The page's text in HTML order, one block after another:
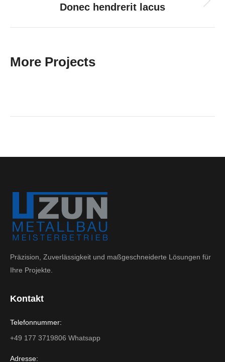
Next
Donec hendrerit lacus
More Projects
Präzision, Zuverlässigkeit und maßgeschneiderte Lösungen für
Ihre Projekte.
Kontakt
Telefonnummer:
+49 177 3719806 Whatsapp
Adresse: